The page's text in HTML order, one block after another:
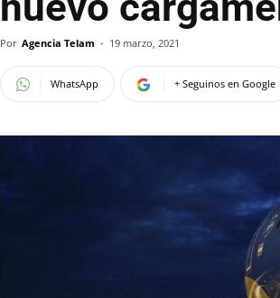
Por Agencia Telam - 19 marzo, 2021
WhatsApp + Seguinos en Google